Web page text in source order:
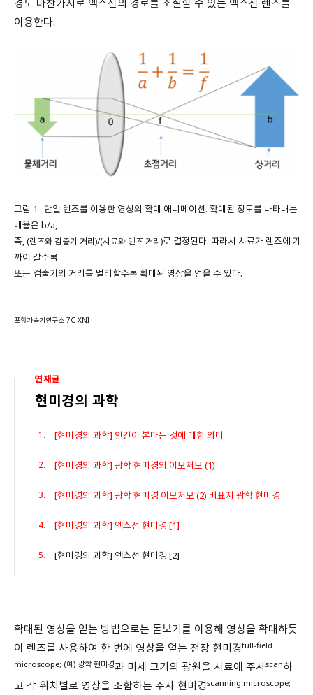
경도 마찬가지로 엑스선의 경로를 조절할 수 있는 엑스선 렌즈를
이용한다.
그림 1 . 단일 렌즈를 이용한 영상의 확대 애니메이션. 확대된 정도를 나타내는
배율은 b/a,
즉,(렌즈와 검출기 거리)/(시료와 렌즈 거리)로 결정된다. 따라서 시료가 렌즈에 가
까이 갈수록
또는 검출기의 거리를 멀리할수록 확대된 영상을 얻을 수 있다.
포항가속기연구소 7C XNI
연재글
현미경의 과학
[현미경의 과학] 인간이 본다는 것에 대한 의미
[현미경의 과학] 광학 현미경의 이모저모 (1)
[현미경의 과학] 광학 현미경 이모저모 (2) 비표지 광학 현미경
[현미경의 과학] 엑스선 현미경 [1]
[현미경의 과학] 엑스선 현미경 [2]
확대된 영상을 얻는 방법으로는 돋보기를 이용해 영상을 확대하듯
이 렌즈를 사용하여 한 번에 영상을 얻는 전장 현미경full-field
microscope; (예) 광학 현미경과 미세 크기의 광원을 시료에 주사scan하
고 각 위치별로 영상을 조합하는 주사 현미경scanning microscope;